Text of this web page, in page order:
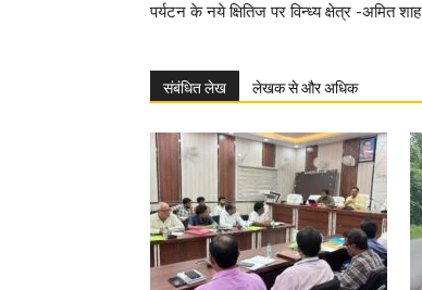
पर्यटन के नये क्षितिज पर विन्ध्य क्षेत्र -अमित शाह
संबंधित लेख लेखक से और अधिक